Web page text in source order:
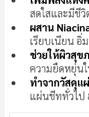
สดใสและมีชีวิ
ผสาน
เรียบเนียน อิ่
ช่วยให้ผิวสุข
ความยืดหยุ่น
ทำจากวัสดุแ
แผ่นชีททั่วไป